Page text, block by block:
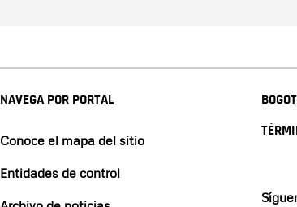
NAVEGA POR PORTAL
Conoce el mapa del sitio
Entidades de control